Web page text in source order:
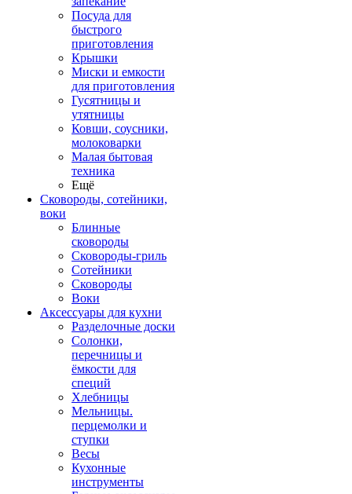
Посуда для
быстрого
приготовления
Крышки
Миски и емкости
для приготовления
Гусятницы и
утятницы
Ковши, соусники,
молоковарки
Малая бытовая
техника
Ещё
Сковороды, сотейники,
воки
Блинные
сковороды
Сковороды-гриль
Сотейники
Сковороды
Воки
Аксессуары для кухни
Разделочные доски
Солонки,
перечницы и
ёмкости для
специй
Хлебницы
Мельницы.
перцемолки и
ступки
Весы
Кухонные
инструменты